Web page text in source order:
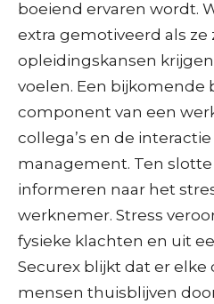
boeiend ervaren wordt.
extra gemotiveerd als ze
opleidingskansen
voelen. Een bijkomende
component van een
collega’s en de
management. Ten
informeren naar het
werknemer. Stress
fysieke klachten en uit
Securex blijkt dat er elke
mensen thuisblijven